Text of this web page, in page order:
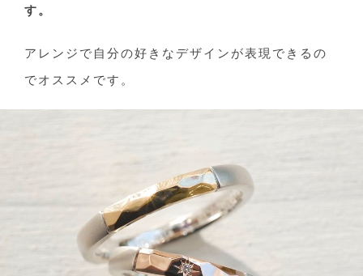
す。
アレンジで自分の好きなデザインが表現できるの
でオススメです。